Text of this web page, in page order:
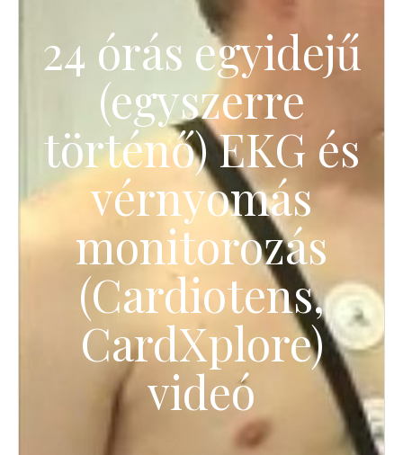
24 órás egyidejű
(egyszerre
történő) EKG és
vérnyomás
monitorozás
(Cardiotens,
CardXplore)
videó